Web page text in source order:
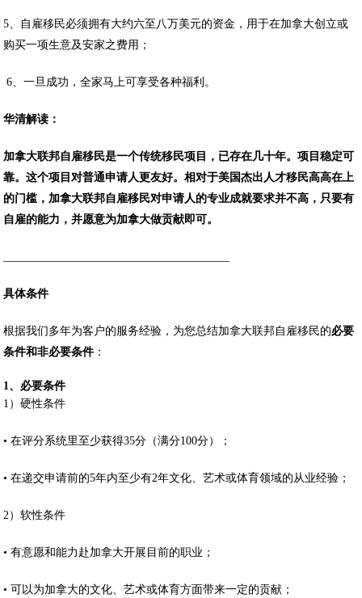
5、自雇移民必须拥有大约六至八万美元的资金，用于在加拿大创立或
购买一项生意及安家之费用；
6、一旦成功，全家马上可享受各种福利。
华清解读：
加拿大联邦自雇移民是一个传统移民项目，已存在几十年。项目稳定可
靠。这个项目对普通申请人更友好。相对于美国杰出人才移民高高在上
的门槛，加拿大联邦自雇移民对申请人的专业成就要求并不高，只要有
自雇的能力，并愿意为加拿大做贡献即可。
具体条件
根据我们多年为客户的服务经验，为您总结加拿大联邦自雇移民的必要
条件和非必要条件：
1、必要条件
1）硬性条件
• 在评分系统里至少获得35分（满分100分）；
• 在递交申请前的5年内至少有2年文化、艺术或体育领域的从业经验；
2）软性条件
• 有意愿和能力赴加拿大开展目前的职业；
• 可以为加拿大的文化、艺术或体育方面带来一定的贡献；